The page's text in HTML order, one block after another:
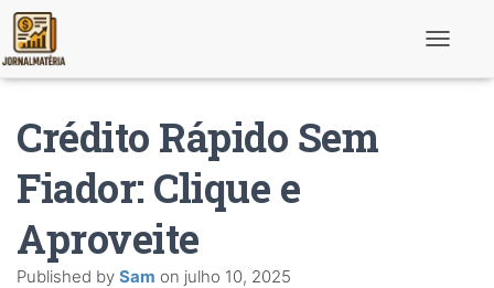
Crédito Rápido Sem
Fiador: Clique e
Aproveite
Published by Sam on julho 10, 2025